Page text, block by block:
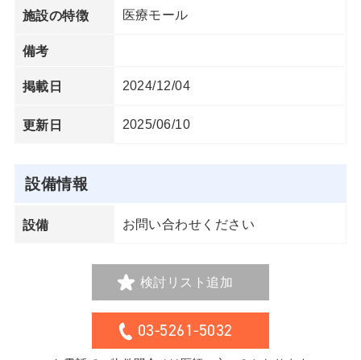
施設の特徴 医療モール
備考
掲載日 2024/12/04
更新日 2025/06/10
設備情報
設備 お問い合わせください
検討リスト追加
03-5261-5032